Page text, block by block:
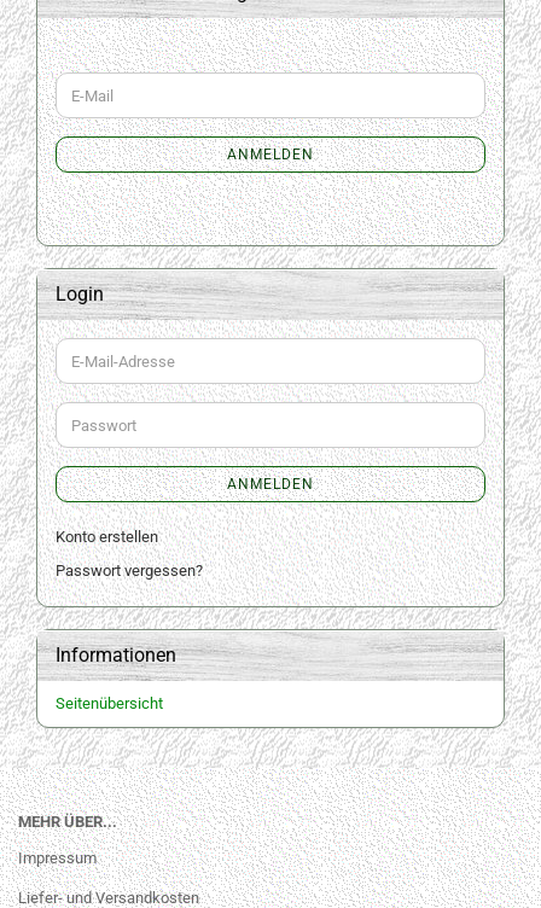
WEITER
ZUR
NEWSLETTER-
ANMELDUNG
E-
Mail
ANMELDEN
Login
E-
Mail-
Adresse
Passwort
ANMELDEN
Konto erstellen
Passwort vergessen?
Informationen
Seitenübersicht
MEHR ÜBER...
Impressum
Liefer- und Versandkosten